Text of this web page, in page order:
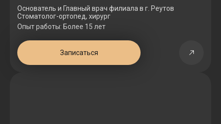
Основатель и Главный врач филиала в г. Реутов
Стоматолог-ортопед, хирург
Опыт работы: Более 15 лет
Записаться